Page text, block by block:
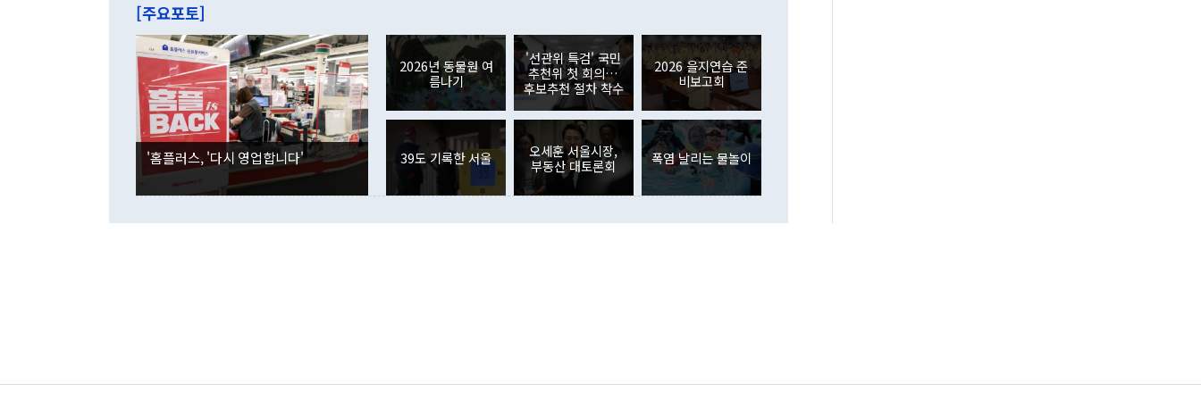
이 9월 러시아 블라디보스토크에서 열리는 '동방경제포럼(EEF)'을 언급하
며 "정부 차원에서 (참석을) 검토하고 있다"고 발언한 데 대해서도 조 장관
은 "그것은 외교부의 몫"이라며 "아직 거기까지 진도가 나가지 않았다"고
잘랐다. 정 장관이 이날 소개한 대북 구상과 설명은 정부 내 조율을 거치지
않았다는 점에서 문제가 있다. 특히 주적 표현 대체와 국호 사용, 9·19 군
사합의 복원, 4자회담 추진 등은 통일부 장관이 결정할 사안이 아니어서 월
권이라는 지적이 나오고 있다. 이 대통령은 정 장관의 업무보고를 듣고 난
뒤 "여기 업무보고에 발표했다고 승인난 건 아니다"라고 재차 확인했다. 정
부의 한 소식통은 "정 장관의 발언 내용은 대부분 국가안전보장회의(NSC)
를 거쳐 결정된 사안이 아닌 정 장관의 개인적 생각에 가깝다"며 "안보 관
련 부처 장관이 정부의 공식 정책이 아닌 사안을 추진하겠다고 업무보고를
하고 대통령의 면전에서 '국군통수권자가 나서야 한다'고 주장한 것은 심각
이나 미국은 북한에 선비핵화를 공식적으로 요구한 적이 없기 때문이다. 지
였던 올해 3월(369억9000만달러)을 넘어선 것이다. 직접투자에서는 내국
인의 해외투자가 80억1000만달러, 외국인의 국내투자가 46억3000만달러
각각 증가했다. 증권투자에서는 외국인의 국내 주식 매도세가 이어졌다. 외
국인의 국내 주식 투자는 차익실현 매도 등의 영향으로 316억1000만달러
감소하며 전월(-310억5000만달러)에 이어 역대 최대 순매도 기록을 다시
경신했다. 외국인의 국내 채권투자는 세계국채지수(WGBI) 자금 유입에도
분기 말 만기도래 영향으로 증가 폭이 줄어든 52억9000만달러를 기록했
다. 내국인의 해외 증권투자는 주식을 중심으로 35억6000만달러 증가했
다. eoyn2@newspim.com
[주요포토]
'홈플러스, '다시 영업합니다'
2026년 동물원 여
름나기
'선관위 특검' 국민
추천위 첫 회의…
후보추천 절차 착수
2026 을지연습 준
비보고회
39도 기록한 서울
오세훈 서울시장,
부동산 대토론회
폭염 날리는 물놀이